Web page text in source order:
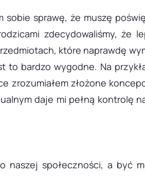
sobie sprawę, że muszę
zdecydowaliśmy, że
które naprawdę
to bardzo wygodne. Na
zrozumiałem złożone
daje mi pełną kontrolę
naszej społeczności, a być